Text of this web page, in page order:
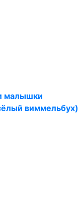
малышки
виммельбух)